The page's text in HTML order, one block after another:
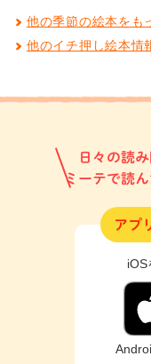
他の季節の絵本をも
他のイチ押し絵本情
日々の読
ミーテで読
アプ
iOS